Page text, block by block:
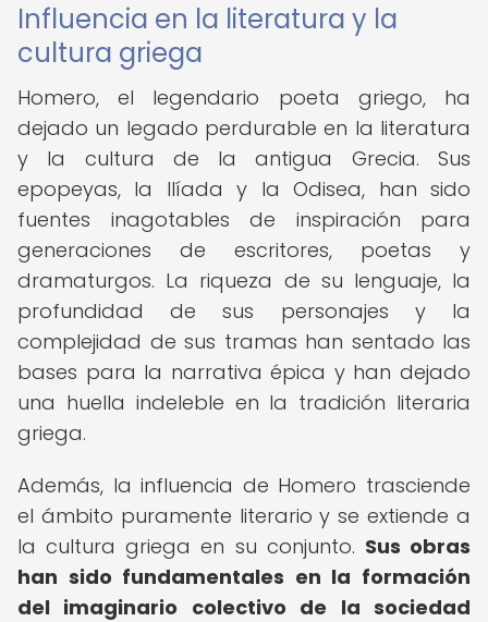
Influencia en la literatura y la
cultura griega
Homero, el legendario poeta griego, ha
dejado un legado perdurable en la literatura
y la cultura de la antigua Grecia. Sus
epopeyas, la Ilíada y la Odisea, han sido
fuentes inagotables de inspiración para
generaciones de escritores, poetas y
dramaturgos. La riqueza de su lenguaje, la
profundidad de sus personajes y la
complejidad de sus tramas han sentado las
bases para la narrativa épica y han dejado
una huella indeleble en la tradición literaria
griega.
Además, la influencia de Homero trasciende
el ámbito puramente literario y se extiende a
la cultura griega en su conjunto. Sus obras
han sido fundamentales en la formación
del imaginario colectivo de la sociedad